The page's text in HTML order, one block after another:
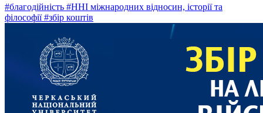
#благодійність #ННІ міжнародних відносин, історії та
філософії#збір коштів